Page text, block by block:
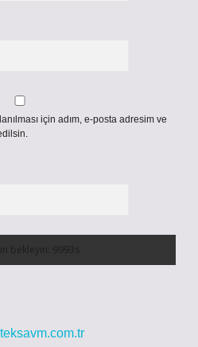
için adım, e-posta adresim ve